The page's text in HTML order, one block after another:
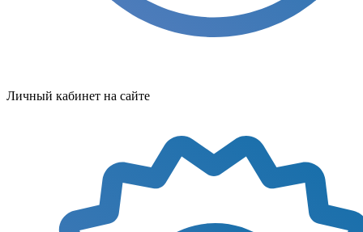
Личный кабинет на сайте